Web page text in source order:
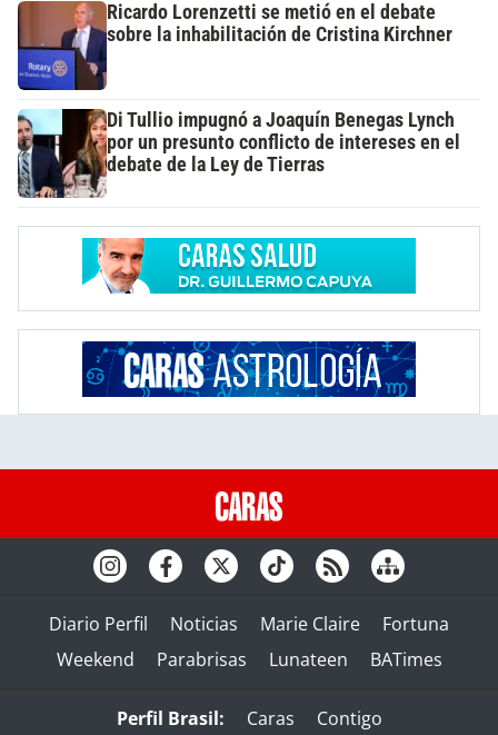
Ricardo Lorenzetti se metió en el debate
sobre la inhabilitación de Cristina Kirchner
Di Tullio impugnó a Joaquín Benegas Lynch
por un presunto conflicto de intereses en el
debate de la Ley de Tierras
Diario Perfil Noticias Marie Claire
Fortuna
Weekend
Parabrisas Lunateen BATimes
Perfil Brasil: Caras Contigo